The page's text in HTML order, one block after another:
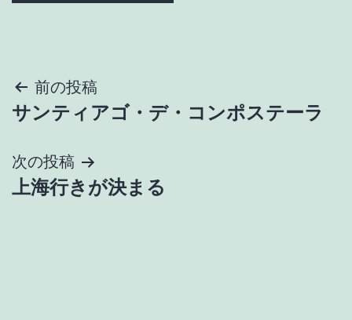
投
稿
ナ
ビ
前の投稿
サンティアゴ・デ・コンポステーラ
次の投稿
上海行きが決まる